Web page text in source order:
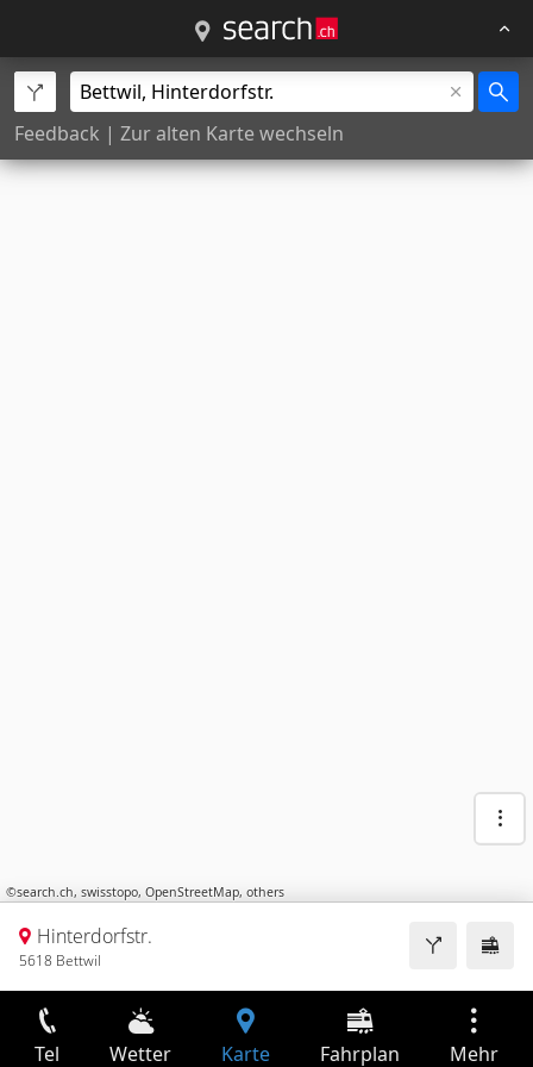
Feedback | Zur alten Karte wechseln
©search.ch, swisstopo, OpenStreetMap, others
Hinterdorfstr.
5618 Bettwil
Tel Wetter Karte Fahrplan Mehr